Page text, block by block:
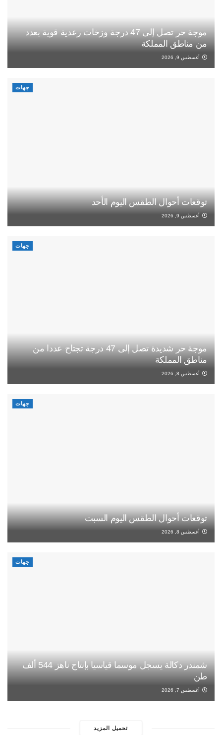
موجة حر تصل إلى 47 درجة وزخات رعدية قوية بعدد
من مناطق المملكة
أغسطس 9, 2026
جهات
توقعات أحوال الطقس اليوم الأحد
أغسطس 9, 2026
جهات
موجة حر شديدة تصل إلى 47 درجة تجتاح عددا من
مناطق المملكة
أغسطس 8, 2026
جهات
توقعات أحوال الطقس اليوم السبت
أغسطس 8, 2026
جهات
شمندر دكالة يسجل موسما قياسيا بإنتاج ناهز 544 ألف
طن
أغسطس 7, 2026
تحميل المزيد